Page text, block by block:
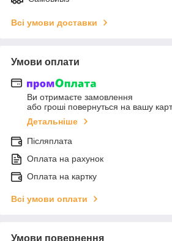
Всі умови доставки
Умови оплати
Ви отримаєте замовлення
або гроші повернуться на вашу
Детальніше
Післяплата
Оплата на рахунок
Оплата на картку
Всі умови оплати
Умови повернення